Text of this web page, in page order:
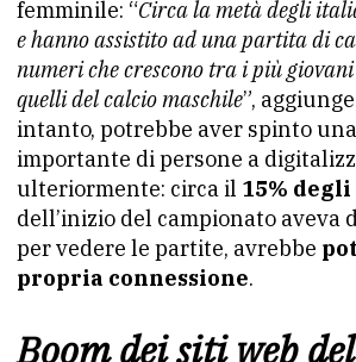
femminile: “Circa la metà degli
e hanno assistito ad una partita di
numeri che crescono tra i più
quelli del calcio maschile”,
intanto, potrebbe aver spinto
importante di persone a
ulteriormente: circa il 15%
dell’inizio del campionato aveva
per vedere le partite, avrebbe
propria connessione.
Boom dei siti web